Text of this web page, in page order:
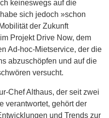
keineswegs auf die
sich jedoch »schon
der Zukunft
Projekt Drive Now, dem
Ad-hoc-Mietservice, der die
abzuschöpfen und auf die
versucht.
Chef Althaus, der seit zwei
verantwortet, gehört der
und Trends zur